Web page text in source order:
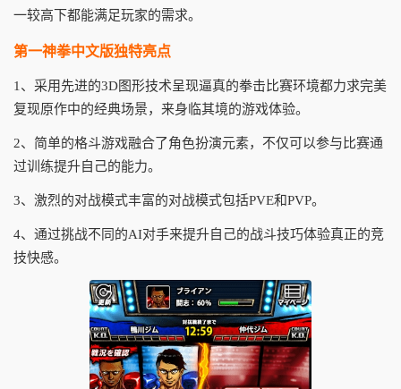
一较高下都能满足玩家的需求。
第一神拳中文版独特亮点
1、采用先进的3D图形技术呈现逼真的拳击比赛环境都力求完美
复现原作中的经典场景，来身临其境的游戏体验。
2、简单的格斗游戏融合了角色扮演元素，不仅可以参与比赛通
过训练提升自己的能力。
3、激烈的对战模式丰富的对战模式包括PVE和PVP。
4、通过挑战不同的AI对手来提升自己的战斗技巧体验真正的竞
技快感。